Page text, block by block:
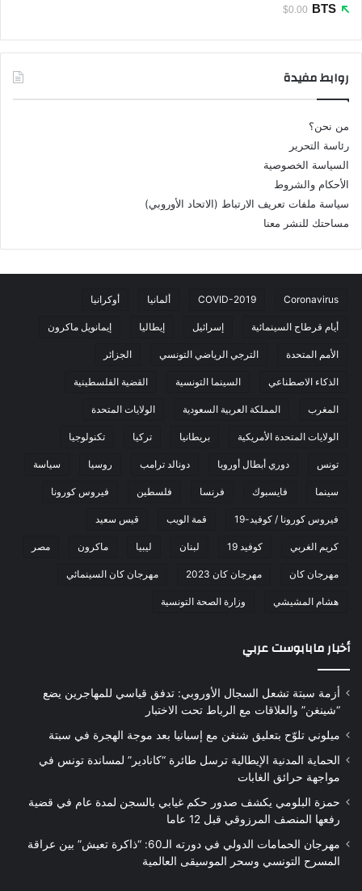
BTS
$0.00
روابط مفيدة
من نحن؟
رئاسة التحرير
السياسة الخصوصية
الأحكام والشروط
سياسة ملفات تعريف الارتباط (الاتحاد الأوروبي)
مساحتك للنشر معنا
Coronavirus
COVID-2019 ألمانيا أوكرانيا
أيام قرطاج السينمائية إسرائيل إيطاليا إيمانويل ماكرون
الأمم المتحدة الترجي الرياضي التونسي الجزائر
الذكاء الاصطناعي السينما التونسية القضية الفلسطينية
المغرب المملكة العربية السعودية الولايات المتحدة
الولايات المتحدة الأمريكية بريطانيا تركيا تكنولوجيا
تونس دوري أبطال أوروبا دونالد ترامب روسيا سياسة
سينما فايسبوك فرنسا فلسطين فيروس كورونا
فيروس كورونا / كوفيد-19 قمة الويب قيس سعيد
كريم الغربي كوفيد 19 لبنان ليبيا ماكرون مصر
مهرجان كان مهرجان كان 2023 مهرجان كان السينمائي
هشام المشيشي وزارة الصحة التونسية
أخبار مابابوست عربي
أزمة سبتة تشعل السجال الأوروبي: تدفق قياسي للمهاجرين يضع
“شينغن” والعلاقات مع الرباط تحت الاختبار
ميلوني تلوّح بتعليق شنغن مع إسبانيا بعد موجة الهجرة في سبتة
الحماية المدنية الإيطالية ترسل طائرة “كانادير” لمساندة تونس في
مواجهة حرائق الغابات
حمزة البلومي يكشف صدور حكم غيابي بالسجن لمدة عام في قضية
رفعها المنصف المرزوقي قبل 12 عاما
مهرجان الحمامات الدولي في دورته الـ60: “ذاكرة تعيش” بين عراقة
المسرح التونسي وسحر الموسيقى العالمية